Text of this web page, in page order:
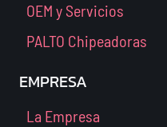
OEM y Servicios
PALTO Chipeadoras
EMPRESA
La Empresa